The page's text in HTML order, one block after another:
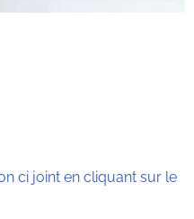
ci joint en cliquant sur le